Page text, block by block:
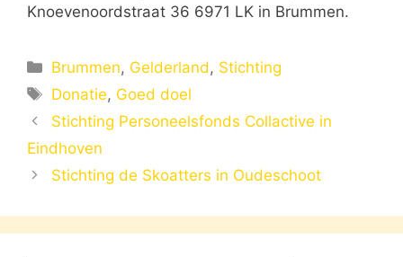
Knoevenoordstraat 36 6971 LK in Brummen.
Categorieën
Brummen, Gelderland, Stichting
Tags
Donatie, Goed doel
Stichting Personeelsfonds Collactive in
Eindhoven
Stichting de Skoatters in Oudeschoot